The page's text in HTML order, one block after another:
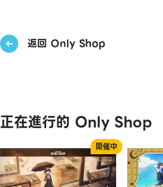
返回 Only Shop
正在進行的 Only Shop